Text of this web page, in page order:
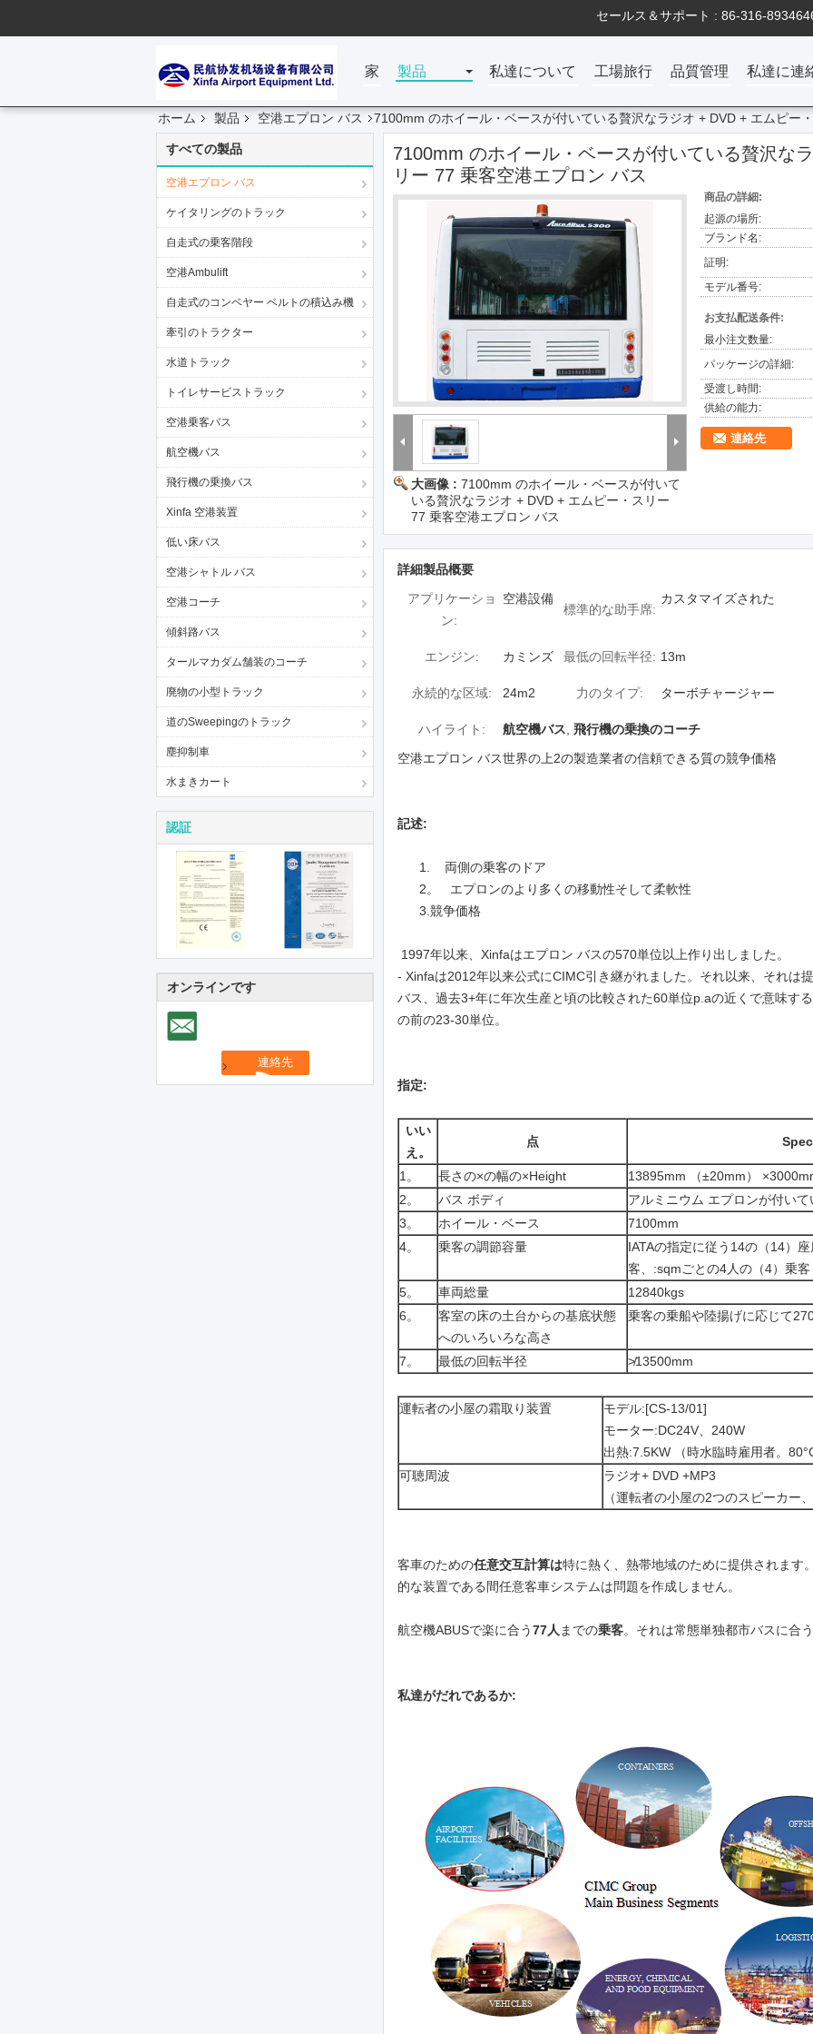
セールス＆サポート : 86-316-
家 製品 私達について 工場旅行 品質管理 私達に連
ホーム 製品 空港エプロン バス 7100mm のホイール・ベースが付いている贅沢なラジオ + DVD + エムピー
すべての製品
空港エプロン バス
ケイタリングのトラック
自走式の乗客階段
空港Ambulift
自走式のコンベヤー ベルトの積込み機
牽引のトラクター
水道トラック
トイレサービストラック
空港乗客バス
航空機バス
飛行機の乗換バス
Xinfa 空港装置
低い床バス
空港シャトル バス
空港コーチ
傾斜路バス
タールマカダム舗装のコーチ
廃物の小型トラック
道のSweepingのトラック
塵抑制車
水まきカート
認証
オンラインです
7100mm のホイール・ベースが付いている贅沢な
リー 77 乗客空港エプロン バス
大画像 : 7100mm のホイール・ベースが付いて
いる贅沢なラジオ + DVD + エムピー・スリー
77 乗客空港エプロン バス
商品の詳細:
起源の場所:
ブランド名:
証明:
モデル番号:
お支払配送条件:
最小注文数量:
パッケージの詳細:
受渡し時間:
供給の能力:
連絡先
詳細製品概要
アプリケーショ
ン:
空港設備
標準的な助手席:
カスタマイズされた
エンジン: カミンズ 最低の回転半径: 13m
永続的な区域: 24m2 力のタイプ: ターボチャージャー
ハイライト: 航空機バス 飛行機の乗換のコーチ
空港エプロン バス世界の上2の製造業者の信頼できる質の競争価格
記述:
1. 両側の乗客のドア
2。 エプロンのより多くの移動性そして柔軟性
3.競争価格
1997年以来、Xinfaはエプロン バスの570単位以上作り出しました。
- Xinfaは2012年以来公式にCIMC引き継がれました。それ以来、それは
バス、過去3+年に年次生産と頃の比較された60単位p.aの近くで意味す
の前の23-30単位。
指定:
いい
え。
点
1。 長さの×の幅の×Height
13895mm （±20mm）
2。
バス ボディ
アルミニウム エプロンが付い
3。
ホイール・ベース
7100mm
4。
乗客の調節容量
IATAの指定に従う14の（14）
客、:sqmごとの4人の（4）乗客
5。
車両総量
12840kgs
6。
客室の床の土台からの基底状態
へのいろいろな高さ
乗客の乗船や陸揚げに応じて
7。 最低の回転半径 ≯13500mm
運転者の小屋の霜取り装置
モデル:[CS-13/01]
モーター:DC24V、240W
出熱:7.5KW （時水臨時雇用者。
可聴周波
ラジオ+ DVD +MP3
（運転者の小屋の2つのスピーカー
客車のための任意交互計算は特に熱く、熱帯地域のために提供されます
的な装置である間任意客車システムは問題を作成しません。
航空機ABUSで楽に合う77人 までの乗客。それは常態単独都市バスに合
私達がだれであるか: